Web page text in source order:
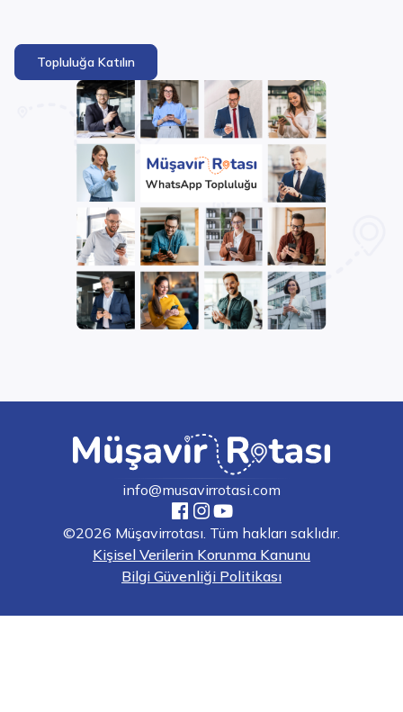
Topluluğa Katılın
info@musavirrotasi.com
©2026 Müşavirrotası. Tüm hakları saklıdır.
Kişisel Verilerin Korunma Kanunu
Bilgi Güvenliği Politikası